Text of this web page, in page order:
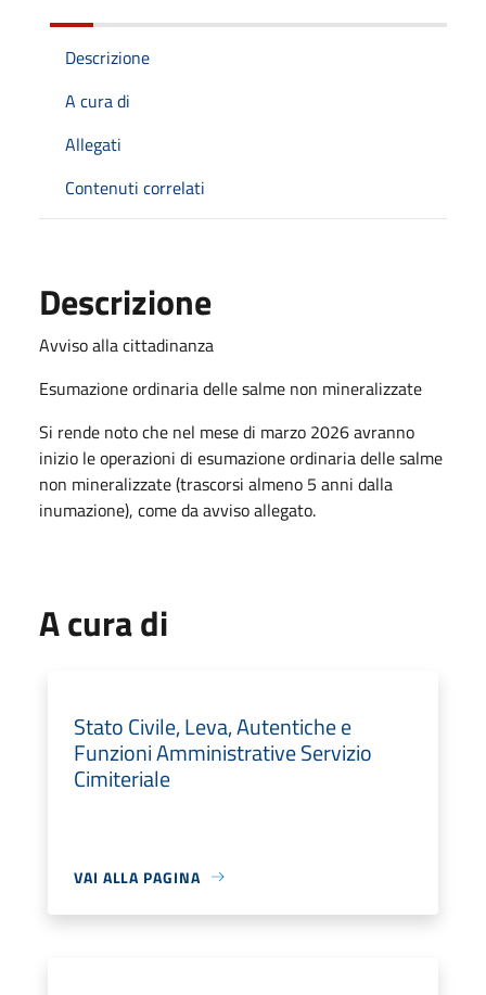
Descrizione
A cura di
Allegati
Contenuti correlati
Descrizione
Avviso alla cittadinanza
Esumazione ordinaria delle salme non mineralizzate
Si rende noto che nel mese di marzo 2026 avranno
inizio le operazioni di esumazione ordinaria delle salme
non mineralizzate (trascorsi almeno 5 anni dalla
inumazione), come da avviso allegato.
A cura di
Stato Civile, Leva, Autentiche e
Funzioni Amministrative Servizio
Cimiteriale
VAI ALLA PAGINA